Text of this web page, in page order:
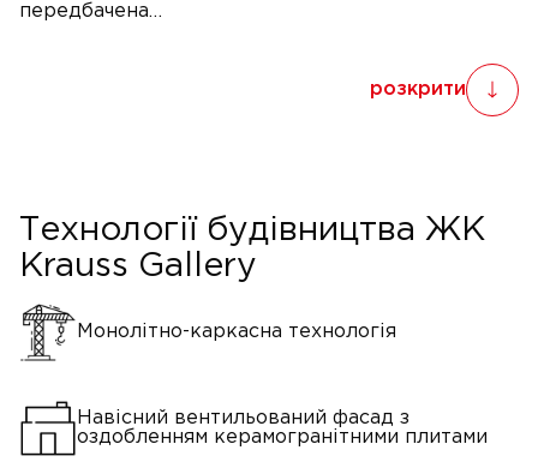
передбачена…
розкрити
Технології будівництва ЖК
Krauss Gallery
Монолітно-каркасна технологія
Навісний вентильований фасад з
оздобленням керамогранітними плитами